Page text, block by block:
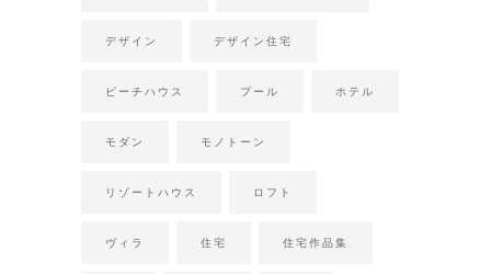
デザイン デザイン住宅
ビーチハウス プール ホテル
モダン モノトーン
リゾートハウス ロフト
ヴィラ 住宅 住宅作品集